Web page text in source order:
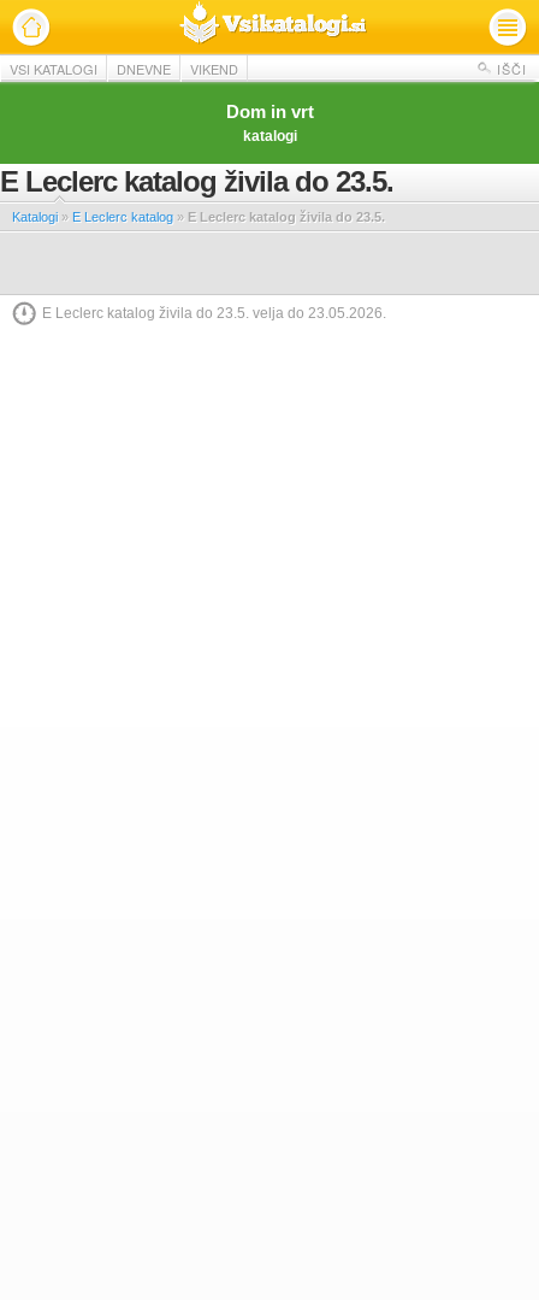
VSI KATALOGI DNEVNE VIKEND IŠČI
Dom in vrt
katalogi
E Leclerc katalog živila do 23.5.
Katalogi » E Leclerc katalog » E Leclerc katalog živila do 23.5.
E Leclerc katalog živila do 23.5. velja do 23.05.2026.